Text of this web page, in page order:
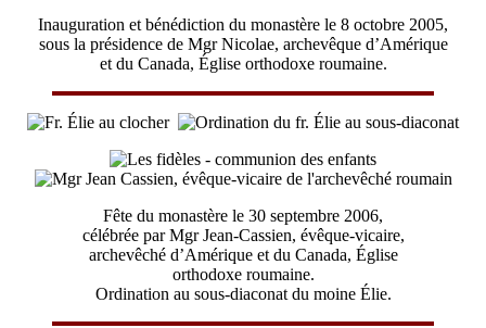
Inauguration et bénédiction du monastère le 8 octobre 2005,
sous la présidence de Mgr Nicolae, archevêque d’Amérique
et du Canada, Église orthodoxe roumaine.
Fête du monastère le 30 septembre 2006,
célébrée par Mgr Jean-Cassien, évêque-vicaire,
archevêché d’Amérique et du Canada, Église
orthodoxe roumaine.
Ordination au sous-diaconat du moine Élie.